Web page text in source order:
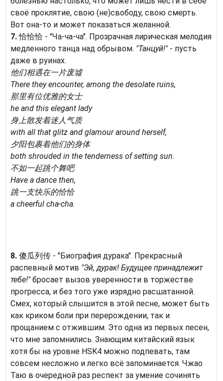
своё проклятие, свою (не)свободу, свою смерть.
Вот она-то и может показаться желанной.
7.恰恰恰 - "Ча-ча-ча". Прозрачная лирическая мелодия
медленного танца над обрывом. "Танцуй!"- пусть
даже в руинах.
他们相遇在一片废墟
There they encounter, among the desolate ruins,
那里有位优雅的女士
he and this elegant lady
身上散发着迷人气质
with all that glitz and glamour around herself,
夕阳包裹着他们的身体
both shrouded in the tenderness of setting sun.
不如一起跳个舞吧
Have a dance then,
跳一支快乐的恰恰
a cheerful cha-cha.
8. 傻瓜列传 - "Биография дурака". Прекрасный
распевный мотив "Эй, дурак! Будущее принадлежит
тебе!"бросает вызов уверенности в торжестве
прогресса, и без того уже изрядно расшатанной.
Смех, который слышится в этой песне, может быть
как криком боли при перерождении, так и
прощанием с отжившим. Это одна из первых песен,
что мне запомнились. Знающим китайский язык
хотя бы на уровне HSK4 можно подпевать, там
совсем несложно и легко всё запоминается. Чжао
Таю в очередной раз респект за умение сочинять